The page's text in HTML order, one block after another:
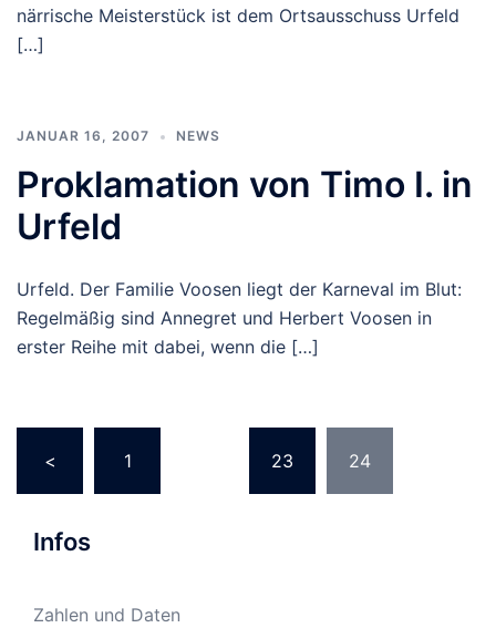
närrische Meisterstück ist dem Ortsausschuss Urfeld
[…]
JANUAR 16, 2007 NEWS
Proklamation von Timo I. in
Urfeld
Urfeld. Der Familie Voosen liegt der Karneval im Blut:
Regelmäßig sind Annegret und Herbert Voosen in
erster Reihe mit dabei, wenn die […]
der
Beiträge
< 1 23 24
Infos
Zahlen und Daten